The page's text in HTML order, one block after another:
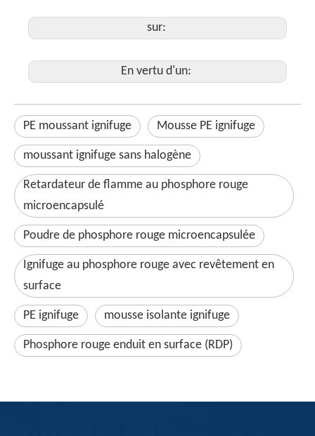
sur:
En vertu d'un:
PE moussant ignifuge Mousse PE ignifuge
moussant ignifuge sans halogène
Retardateur de flamme au phosphore rouge
microencapsulé
Poudre de phosphore rouge microencapsulée
Ignifuge au phosphore rouge avec revêtement en
surface
PE ignifuge mousse isolante ignifuge
Phosphore rouge enduit en surface (RDP)